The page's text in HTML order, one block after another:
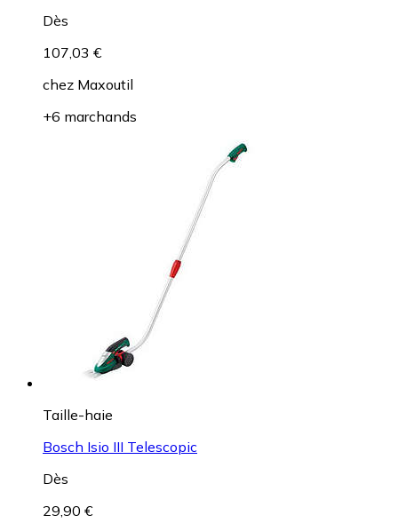
Dès
107,03 €
chez Maxoutil
+6 marchands
Taille-haie
Bosch Isio III Telescopic
Dès
29,90 €